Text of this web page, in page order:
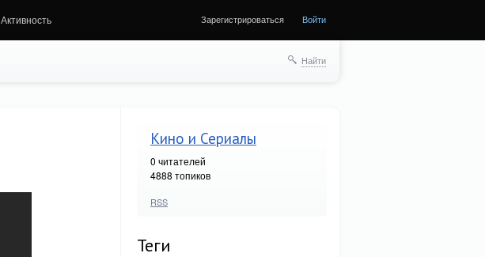
Активность Зарегистрироваться Войти
Найти
Кино и Сериалы
0 читателей
4888 топиков
RSS
Теги